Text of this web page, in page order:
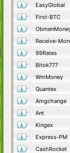
EasyGlobal
First-BTC
Receive-
99Rates
Bitok777
WmMoney
Quantex
Amgchange
Ant
Kingex
Express-PM
CashRocket